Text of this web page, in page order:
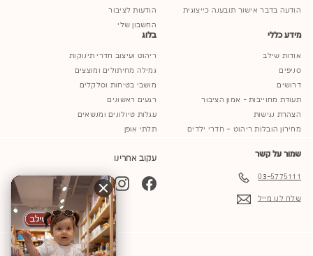
הודעה בדבר אישור תובענה כייצוגית הודעות לציבור
החשבון שלי
מידע כללי
אודות שילב
סניפים
דרושים
תעודת מחוייבות - אמון הציבור
הצהרת נגישות
מחירון הובלות ריהוט – חדרי ילדים
בלוג
ריהוט ועיצוב חדרי תינוקות
גמילה מחיתולים ומוצצים
מושבי בטיחות וסלקלים
רגעים ראשונים
עגלות טיולונים ומנשאים
תלתי אופן
שמור על קשר
03-5775111
שלח לנו מייל
עקוב אחרינו
Facebook
Instagram
TikTok
YouTube